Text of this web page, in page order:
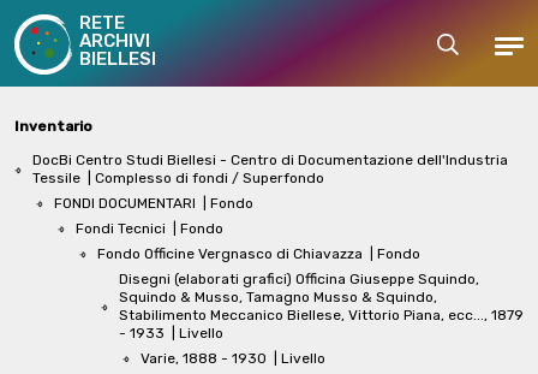
RETE
ARCHIVI
BIELLESI
Cerca
Inventario
DocBi Centro Studi Biellesi - Centro di Documentazione dell'Industria
Tessile
| Complesso di fondi / Superfondo
FONDI DOCUMENTARI
| Fondo
Fondi Tecnici
| Fondo
Fondo Officine Vergnasco di Chiavazza
| Fondo
Disegni (elaborati grafici) Officina Giuseppe Squindo,
Squindo & Musso, Tamagno Musso & Squindo,
Stabilimento Meccanico Biellese, Vittorio Piana, ecc..., 1879
- 1933
| Livello
Varie, 1888 - 1930
| Livello